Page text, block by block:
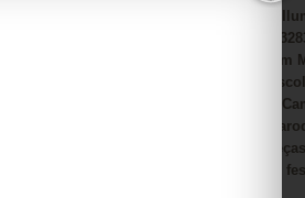
AmmC
CAPS:
Garagem
Auto
Viação
Casa
Bike
Espaço